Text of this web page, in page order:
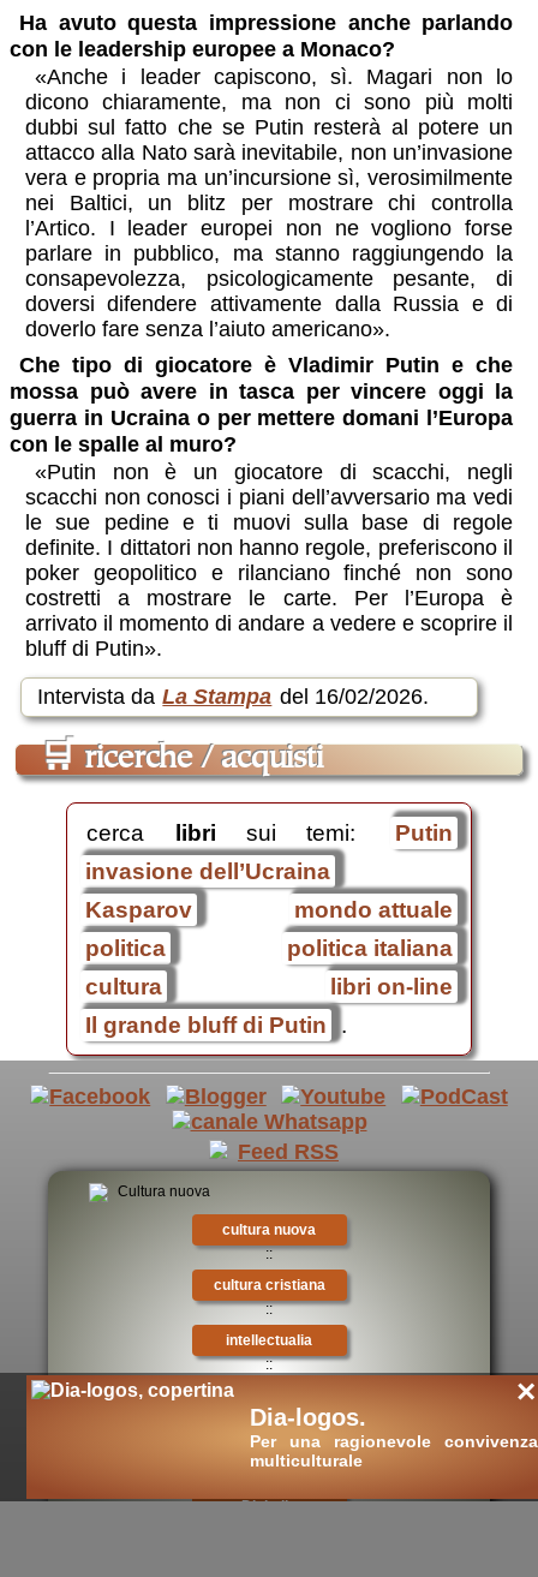
Ha avuto questa impressione anche parlando
con le leadership europee a Monaco?
«Anche i leader capiscono, sì. Magari non lo
dicono chiaramente, ma non ci sono più molti
dubbi sul fatto che se Putin resterà al potere un
attacco alla Nato sarà inevitabile, non un’invasione
vera e propria ma un’incursione sì, verosimilmente
nei Baltici, un blitz per mostrare chi controlla
l’Artico. I leader europei non ne vogliono forse
parlare in pubblico, ma stanno raggiungendo la
consapevolezza, psicologicamente pesante, di
doversi difendere attivamente dalla Russia e di
doverlo fare senza l’aiuto americano».
Che tipo di giocatore è Vladimir Putin e che
mossa può avere in tasca per vincere oggi la
guerra in Ucraina o per mettere domani l’Europa
con le spalle al muro?
«Putin non è un giocatore di scacchi, negli
scacchi non conosci i piani dell’avversario ma vedi
le sue pedine e ti muovi sulla base di regole
definite. I dittatori non hanno regole, preferiscono il
poker geopolitico e rilanciano finché non sono
costretti a mostrare le carte. Per l’Europa è
arrivato il momento di andare a vedere e scoprire il
bluff di Putin».
Intervista da La Stampa del 16/02/2026.
🛒 ricerche / acquisti
cerca libri sui temi:
Putin
invasione dell’Ucraina
Kasparov
mondo attuale
politica
politica italiana
cultura
libri on-line
Il grande bluff di Putin
.
×
Dia-logos.
Per una ragionevole convivenza
multiculturale
cultura nuova
::
cultura cristiana
::
intellectualia
::
cara Belta'
::
eTexts
Digitalia